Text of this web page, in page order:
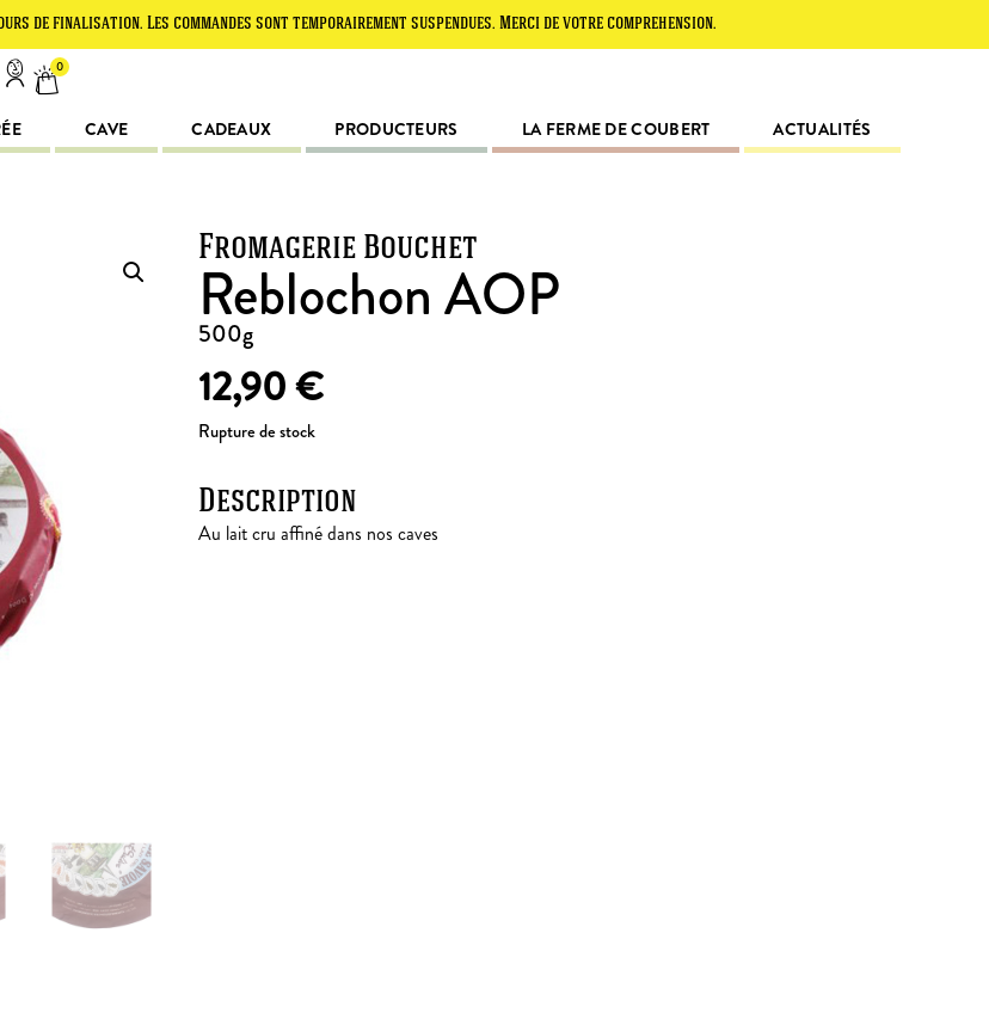
Les commandes sont temporairement suspendues. Merci de votre compréhension.
0
CAVE CADEAUX PRODUCTEURS LA FERME DE COUBERT ACTUALITÉS
Fromagerie Bouchet
Reblochon AOP
500g
12,90€
Rupture de stock
Description
Au lait cru affiné dans nos caves